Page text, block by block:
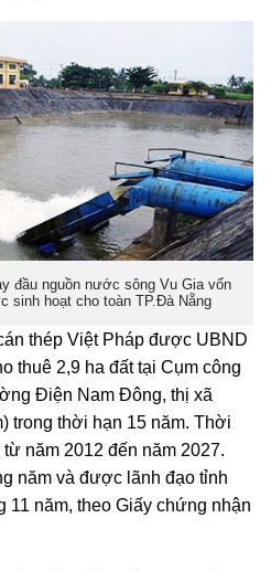
đầu nguồn nước sông Vu Gia vốn
sinh hoạt cho toàn TP.Đà Nẵng
thép Việt Pháp được UBND
thuê 2,9 ha đất tại Cụm công
Điện Nam Đông, thị xã
trong thời hạn 15 năm. Thời
năm 2012 đến năm 2027.
năm và được lãnh đạo tỉnh
11 năm, theo Giấy chứng nhận